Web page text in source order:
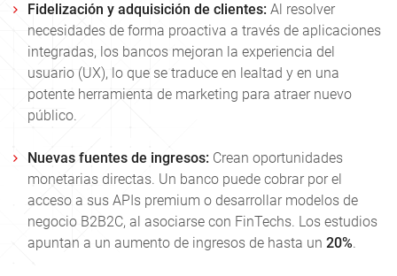
Fidelización y adquisición de clientes: Al resolver
necesidades de forma proactiva a través de aplicaciones
integradas, los bancos mejoran la experiencia del
usuario (UX), lo que se traduce en lealtad y en una
potente herramienta de marketing para atraer nuevo
público.
Nuevas fuentes de ingresos: Crean oportunidades
monetarias directas. Un banco puede cobrar por el
acceso a sus APIs premium o desarrollar modelos de
negocio B2B2C, al asociarse con FinTechs. Los estudios
apuntan a un aumento de ingresos de hasta un 20%.